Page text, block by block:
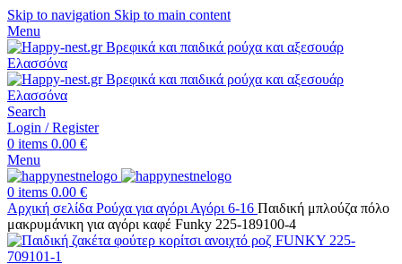
Skip to navigation Skip to main content
Menu
Search
Login / Register
0 items 0.00 €
Menu
0 items 0.00 €
Αρχική σελίδα Ρούχα για αγόρι Αγόρι 6-16 Παιδική μπλούζα πόλο
μακρυμάνικη για αγόρι καφέ Funky 225-189100-4